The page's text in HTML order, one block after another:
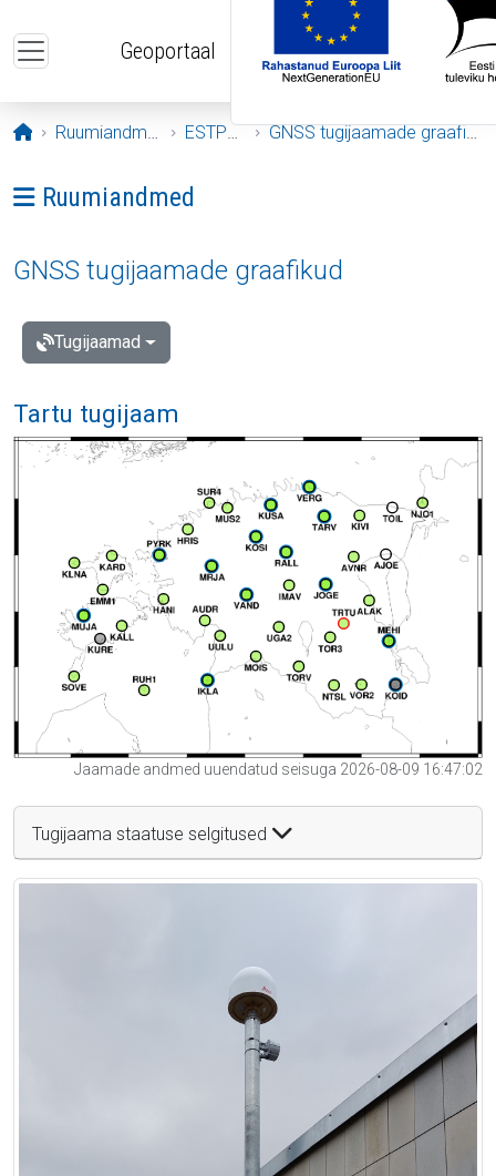
Geoportaal
Avaleht
Ruumiandmed ESTPOS GNSS tugijaamade graafikud
Ava menüü: Ruumiandmed
Ruumiandmed
GNSS tugijaamade graafikud
Tugijaamad
Tartu tugijaam
Jaamade andmed uuendatud seisuga 2026-08-09 16:47:02
Tugijaama staatuse selgitused